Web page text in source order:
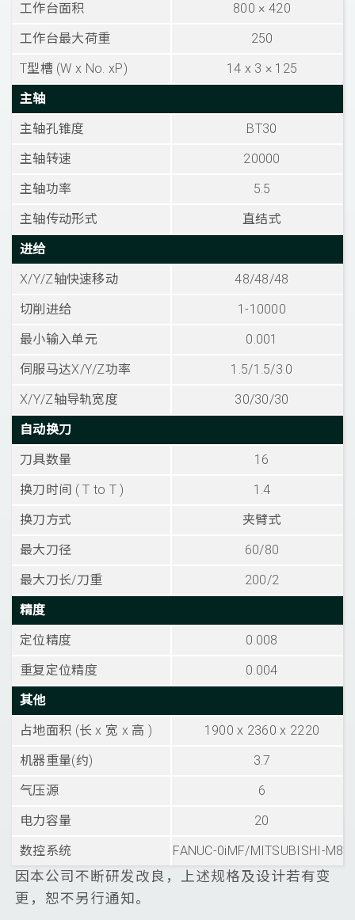
工作台面积
800 × 420
工作台最大荷重
250
T型槽 (W x No. xP)
14 x 3 × 125
主轴
主轴孔锥度
BT30
主轴转速
20000
主轴功率
5.5
主轴传动形式
直结式
进给
X/Y/Z轴快速移动
48/48/48
切削进给
1-10000
最小输入单元
0.001
伺服马达X/Y/Z功率
1.5/1.5/3.0
X/Y/Z轴导轨宽度
30/30/30
自动换刀
刀具数量
16
换刀时间 ( T to T )
1.4
换刀方式
夹臂式
最大刀径
60/80
最大刀长/刀重
200/2
精度
定位精度
0.008
重复定位精度
0.004
其他
占地面积 (长 x 宽 x 高 )
1900 x 2360 x 2220
机器重量(约)
3.7
气压源
6
电力容量
20
数控系统
FANUC-0iMF/MITSUBISHI-M80
因本公司不断研发改良，上述规格及设计若有变
更，恕不另行通知。